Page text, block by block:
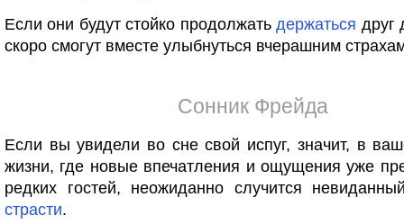
Если они будут стойко продолжатьдержаться друг
скоро смогут вместе улыбнуться вчерашним
Сонник Фрейда
Если вы увидели во сне свой испуг, значит, в
жизни, где новые впечатления и ощущения уже
редких гостей, неожиданно случится
страсти.